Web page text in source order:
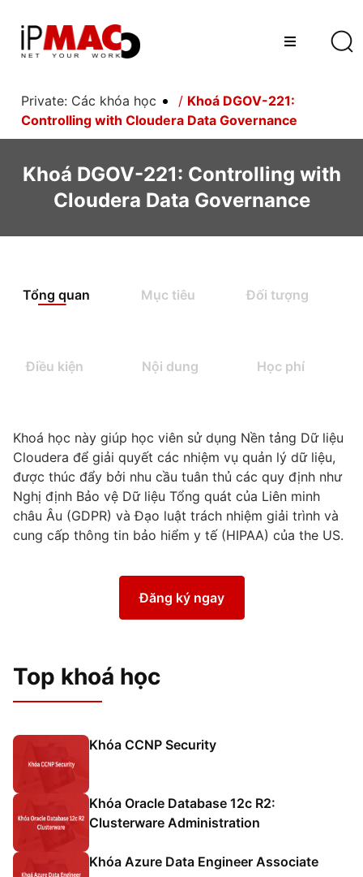
Private: Các khóa học / Khoá DGOV-221:
Controlling with Cloudera Data Governance
Khoá DGOV-221: Controlling with
Cloudera Data Governance
Tổng quan Mục tiêu Đối tượng
Điều kiện Nội dung Học phí
Khoá học này giúp học viên sử dụng Nền tảng Dữ liệu
Cloudera để giải quyết các nhiệm vụ quản lý dữ liệu,
được thúc đẩy bởi nhu cầu tuân thủ các quy định như
Nghị định Bảo vệ Dữ liệu Tổng quát của Liên minh
châu Âu (GDPR) vàĐạo luật trách nhiệm giải trình và
cung cấp thông tin bảo hiểm y tế (HIPAA) của the US.
Đăng ký ngay
Top khoá học
Khóa CCNP Security
Khóa Oracle Database 12c R2:
Clusterware Administration
Khóa Azure Data Engineer Associate